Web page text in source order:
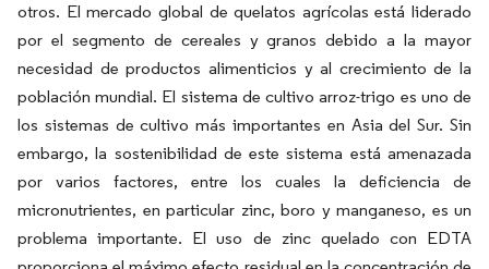
otros. El mercado global de quelatos agrícolas está liderado
por el segmento de cereales y granos debido a la mayor
necesidad de productos alimenticios y al crecimiento de la
población mundial. El sistema de cultivo arroz-trigo es uno de
los sistemas de cultivo más importantes en Asia del Sur. Sin
embargo, la sostenibilidad de este sistema está amenazada
por varios factores, entre los cuales la deficiencia de
micronutrientes, en particular zinc, boro y manganeso, es un
problema importante. El uso de zinc quelado con EDTA